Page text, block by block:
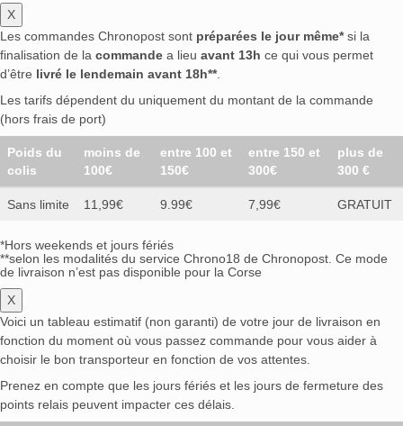
X
Les commandes Chronopost sont préparées le jour même*si la
finalisation de la commande a lieu avant 13h ce qui vous permet
d’être livré le lendemain avant 18h**.
Les tarifs dépendent du uniquement du montant de la commande
(hors frais de port)
Poids du
colis
moins de
100€
entre 100 et
150€
entre 150 et
300€
plus de
300 €
Sans limite 11,99€ 9.99€ 7,99€ GRATUIT
*Hors weekends et jours fériés
**selon les modalités du service Chrono18 de Chronopost. Ce mode
de livraison n’est pas disponible pour la Corse
X
Voici un tableau estimatif (non garanti) de votre jour de livraison en
fonction du moment où vous passez commande pour vous aider à
choisir le bon transporteur en fonction de vos attentes.
Prenez en compte que les jours fériés et les jours de fermeture des
points relais peuvent impacter ces délais.